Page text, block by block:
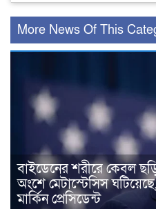
More News Of This
বাইডেনের শরীরে কেবল
অংশে মেটাস্টেসিস
মার্কিন প্রেসিডেন্ট